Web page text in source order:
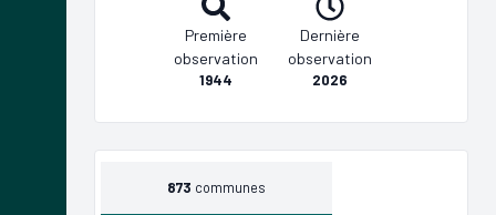
Première
observation
1944
Dernière
observation
2026
873 communes